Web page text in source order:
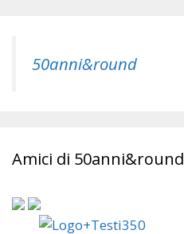
50anni&round
Amici di 50anni&round